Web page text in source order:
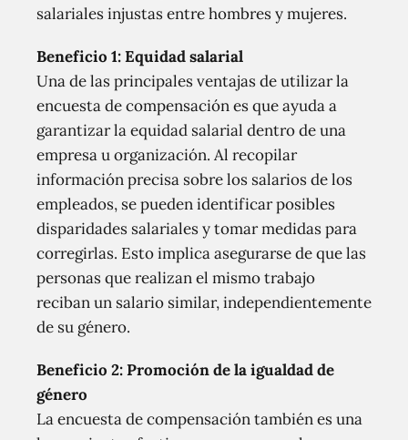
salariales injustas entre hombres y mujeres.
Beneficio 1: Equidad salarial
Una de las principales ventajas de utilizar la
encuesta de compensación es que ayuda a
garantizar la equidad salarial dentro de una
empresa u organización. Al recopilar
información precisa sobre los salarios de los
empleados, se pueden identificar posibles
disparidades salariales y tomar medidas para
corregirlas. Esto implica asegurarse de que las
personas que realizan el mismo trabajo
reciban un salario similar, independientemente
de su género.
Beneficio 2: Promoción de la igualdad de
género
La encuesta de compensación también es una